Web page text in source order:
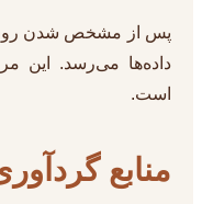
پس از مشخص شدن روش
داده‌ها می‌رسد. این
است.
منابع